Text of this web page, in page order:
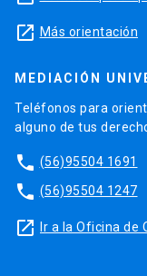
launch Más orientación
MEDIACIÓN
Teléfonos para
alguno de tus
phone (56)95504 1691
phone (56)95504 1247
launch Ir a la Oficina de